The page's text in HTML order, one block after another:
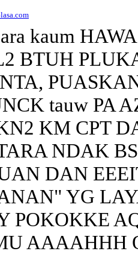
kaum
BTUH
tauw PA
KM CPT
NDAK
DAN
YG
POKOKKE
AAAAHHH